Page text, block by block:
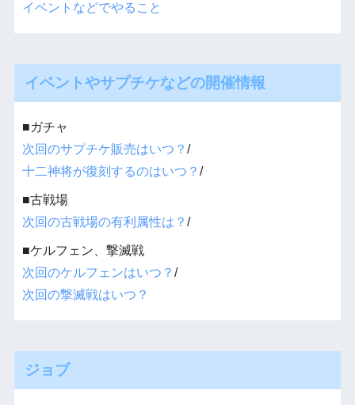
イベントなどでやること
イベントやサプチケなどの開催情報
■ガチャ
次回のサプチケ販売はいつ？ /
十二神将が復刻するのはいつ？ /
■古戦場
次回の古戦場の有利属性は？ /
■ケルフェン、撃滅戦
次回のケルフェンはいつ？ /
次回の撃滅戦はいつ？
ジョブ